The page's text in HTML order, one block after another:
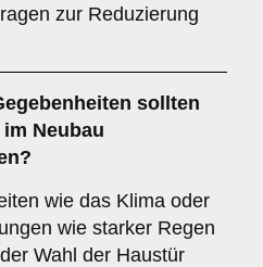
zur Reduzierung
sollten
Neubau
wie das Klima oder
wie starker Regen
Wahl der Haustür